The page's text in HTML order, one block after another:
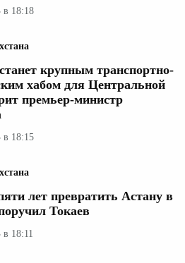
в 18:18
крупным транспортно-
хабом для Центральной
премьер-министр
в 18:15
лет превратить Астану в
Токаев
в 18:11